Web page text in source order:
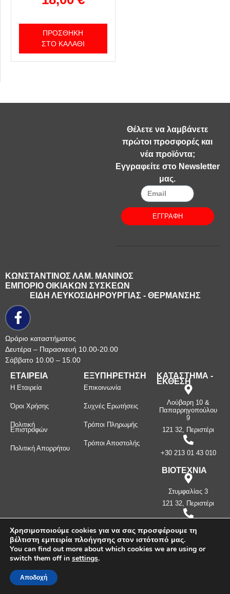
ΠΡΟΣΘΉΚΗ
ΣΤΟ ΚΑΛΆΘΙ
Θέλετε να λαμβάνετε
πρώτοι προσφορές και
νέα προϊόντα;
Εγγραφείτε στο Newsletter
μας.
ΕΓΓΡΑΦΗ
ΚΩΝΣΤΑΝΤΙΝΟΣ ΛΑΜ. ΜΑΝΙΝΟΣ
ΕΜΠΟΡΙΟ ΟΙΚΙΑΚΩΝ ΣΥΣΚΕΩΝ
ΕΙΔΗ ΛΕΥΚΟΣΙΔΗΡΟΥΡΓΙΑΣ - ΘΕΡΜΑΝΣΗΣ
Ωράριο καταστήματος
Δευτέρα – Παρασκευή 10.00-20.00
Σάββατο 10.00 – 15.00
ΕΤΑΙΡΕΙΑ
Η Εταιρεία
Όροι Χρήσης
Πολιτική
Επιστροφών
Πολιτική Απορρήτου
ΕΞΥΠΗΡΕΤΗΣΗ
Επικοινωνία
Συχνές Ερωτήσεις
Τρόποι Πληρωμής
Τρόποι Αποστολής
ΚΑΤΑΣΤΗΜΑ -
ΕΚΘΕΣΗ
Λούβαρη 10 &
Παπαρρηγοπούλου
9
121 32, Περιστέρι
+30 213 01 43 010
ΒΙΟΤΕΧΝΙΑ
Στυμφαλίας 3
121 32, Περιστέρι
397
Πνευματικά δικαιώματα ©2026
Λευκοσιδηρουργία. Με την επιφύλαξη παντός δικαιώματος.
Δημιουργήθηκε από την
Χρησιμοποιούμε cookies για να σας προσφέρουμε τη
βέλτιστη εμπειρία πλοήγησης στον ιστότοπό μας.
You can find out more about which cookies we are using or
switch them off in settings.
Αποδοχή